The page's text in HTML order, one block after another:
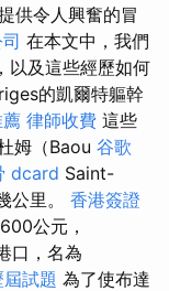
供令人興奮的冒
在本文中，我們
以及這些經歷如何
的凱爾特軀幹
律師收費 這些
姆（Baou 谷歌
dcard Saint-
公里。 香港簽證
600公元，
口，名為
試題 為了使布達